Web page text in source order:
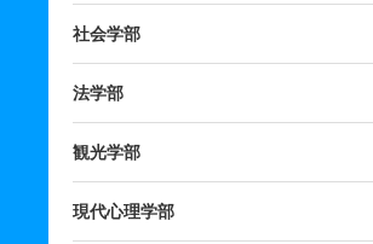
社会学部
法学部
観光学部
現代心理学部